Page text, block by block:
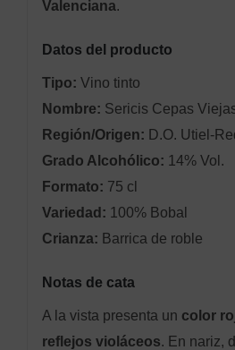
Valenciana.
Datos del producto
Tipo: Vino tinto
Nombre: Sericis Cepas
Región/Origen: D.O. Utiel-
Grado Alcohólico: 14% Vol.
Formato: 75 cl
Variedad: 100% Bobal
Crianza: Barrica de roble
Notas de cata
A la vista presenta un color
reflejos violáceos. En nariz,